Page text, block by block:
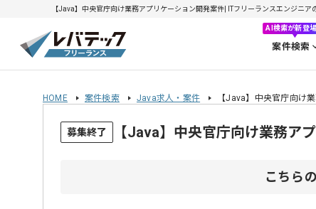
【Java】中央官庁向け業務アプリケーション開発案件| ITフリーランスエンジニ
AI検索が新登場
案件検索
HOME 案件検索 Java求人・案件 【Java】中央官庁向け
募集終了 【Java】中央官庁向け業務ア
こちら